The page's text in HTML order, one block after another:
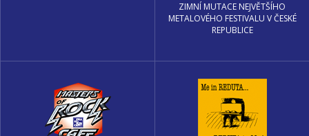
ZIMNÍ MUTACE NEJVĚTŠÍHO
METALOVÉHO FESTIVALU V ČESKÉ
REPUBLICE